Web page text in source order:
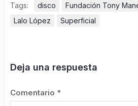
Tags: disco Fundación Tony
Lalo López
Superficial
Deja una respuesta
Comentario *